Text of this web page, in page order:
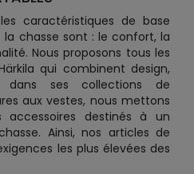
caractéristiques de base
chasse sont : le confort, la
Nous proposons tous les
qui combinent design,
ses collections de
aux vestes, nous mettons
accessoires destinés à un
Ainsi, nos articles de
les plus élevées des